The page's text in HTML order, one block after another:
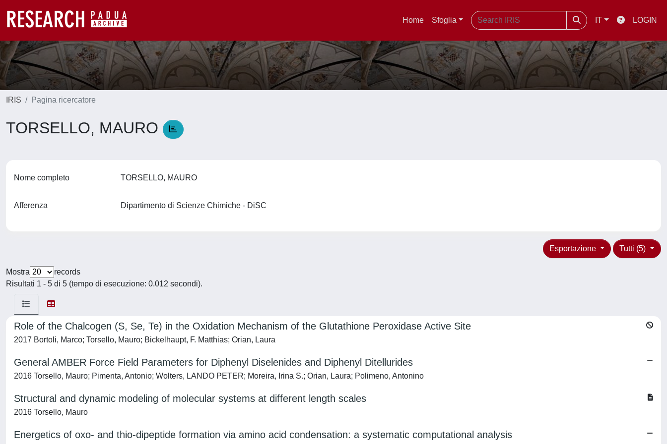
Home Sfoglia IT LOGIN
IRIS Pagina ricercatore
TORSELLO, MAURO
Nome completo TORSELLO, MAURO
Afferenza Dipartimento di Scienze Chimiche - DiSC
Tutti (5)
Esportazione
Mostra
records
Risultati 1 - 5 di 5 (tempo di esecuzione: 0.012 secondi).
Role of the Chalcogen (S, Se, Te) in the Oxidation Mechanism of the Glutathione Peroxidase Active Site
2017 Bortoli, Marco; Torsello, Mauro; Bickelhaupt, F. Matthias; Orian, Laura
General AMBER Force Field Parameters for Diphenyl Diselenides and Diphenyl Ditellurides
2016 Torsello, Mauro; Pimenta, Antonio; Wolters, LANDO PETER; Moreira, Irina S.; Orian, Laura; Polimeno, Antonino
Structural and dynamic modeling of molecular systems at different length scales
2016 Torsello, Mauro
Energetics of oxo- and thio-dipeptide formation via amino acid condensation: a systematic computational analysis